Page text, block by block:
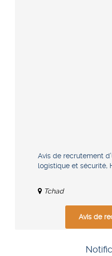
Avis de recrutement
logistique et sécurité,
Tchad
Avis de